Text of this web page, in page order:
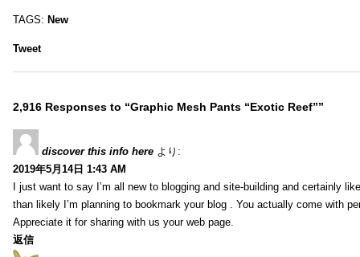
TAGS: New
Tweet
2,916 Responses to “Graphic Mesh Pants “Exotic Reef””
discover this info here より:
2019年5月14日 1:43 AM
I just want to say I’m all new to blogging and site-building and certainly
than likely I’m planning to bookmark your blog . You actually come with
Appreciate it for sharing with us your web page.
返信